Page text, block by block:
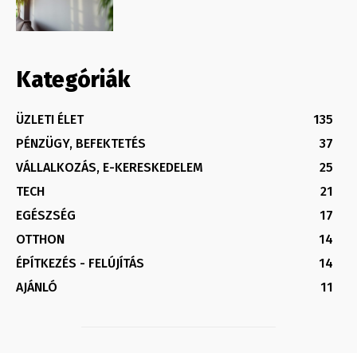
Kategóriák
ÜZLETI ÉLET
135
PÉNZÜGY, BEFEKTETÉS
37
VÁLLALKOZÁS, E-KERESKEDELEM
25
TECH
21
EGÉSZSÉG
17
OTTHON
14
ÉPÍTKEZÉS - FELÚJÍTÁS
14
AJÁNLÓ
11